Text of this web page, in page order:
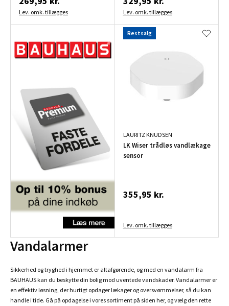
Lev. omk. tillægges Lev. omk. tillægges
Restsalg
LAURITZ KNUDSEN
LK Wiser trådløs vandlækage
sensor
355,95 kr.
Lev. omk. tillægges
Vandalarmer
Sikkerhed og tryghed i hjemmet er altafgørende, og med en vandalarm fra
BAUHAUS kan du beskytte din bolig mod uventede vandskader. Vandalarmer er
en effektiv løsning, der hurtigt opdager lækager og oversvømmelser, så du kan
handle i tide. Gå på opdagelse i vores sortiment på siden her, og vælg den rette